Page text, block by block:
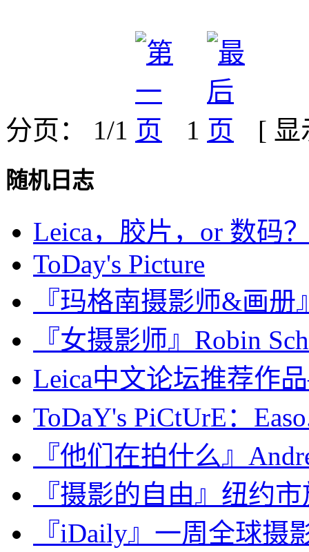
分页： 1/1 1 [
随机日志
Leica，胶片，or 数码
ToDay's Picture
『玛格南摄影师&画册
『女摄影师』Robin
Leica中文论坛推荐作
ToDaY's PiCtUrE：
『他们在拍什么』
『摄影的自由』纽约
『iDaily』一周全球摄